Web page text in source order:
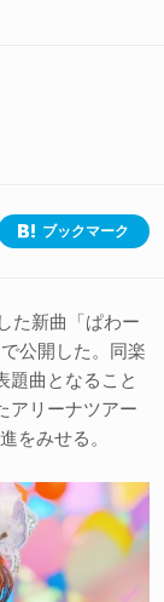
ブックマーク
た新曲「ぱわー
公開した。同楽
題曲となること
アリーナツアー
をみせる。